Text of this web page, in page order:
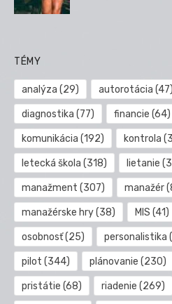
TÉMY
analýza (29) autorotácia (47)
diagnostika (77) financie (64)
komunikácia (192) kontrola
letecká škola (318) lietanie
manažment (307) manažér
manažérske hry(38) MIS (41)
osobnosť(25) personalistika
pilot (344) plánovanie (230)
pristátie (68) riadenie (269)